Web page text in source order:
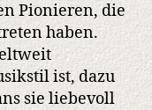
Pionieren, die
haben.
ist, dazu
sie liebevoll